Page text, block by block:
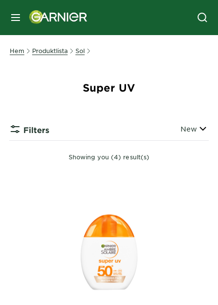
MENY
Hem Produktlista Sol
Super UV
Filters Sort By
New
Showing you (4) result(s)